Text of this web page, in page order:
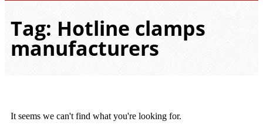
Tag: Hotline clamps
manufacturers
It seems we can't find what you're looking for.